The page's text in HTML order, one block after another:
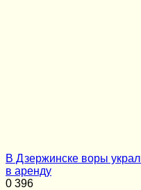
В Дзержинске воры
в аренду
0 396